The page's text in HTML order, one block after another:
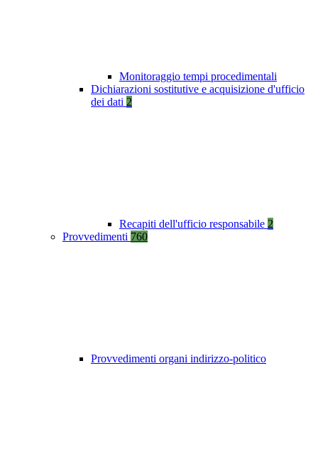
Monitoraggio tempi procedimentali
Dichiarazioni sostitutive e acquisizione d'ufficio
dei dati 2
Recapiti dell'ufficio responsabile 2
Provvedimenti 760
Provvedimenti organi indirizzo-politico